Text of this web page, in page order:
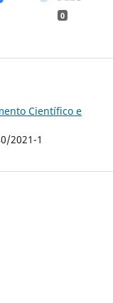
0
Científico e
2021-1